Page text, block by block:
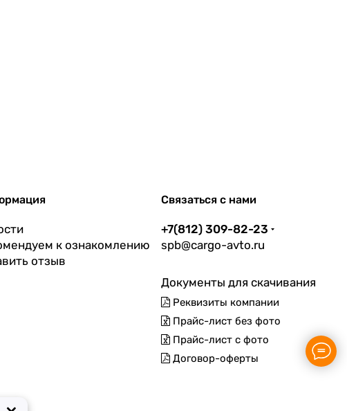
к ознакомлению
отзыв
Связаться с нами
+7(812) 309-82-23
spb@cargo-avto.ru
Документы для скачивания
Реквизиты компании
Прайс-лист без фото
Прайс-лист с фото
Договор-оферты